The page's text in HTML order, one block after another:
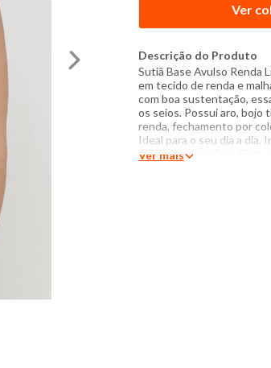
Ver
Descrição do Produto
Sutiã Base Avulso Renda
em tecido de renda e
com boa sustentação,
os seios. Possui aro, bojo
renda, fechamento por
Ideal para o seu dia a
1,77m Busto: 90cm
Ver mais